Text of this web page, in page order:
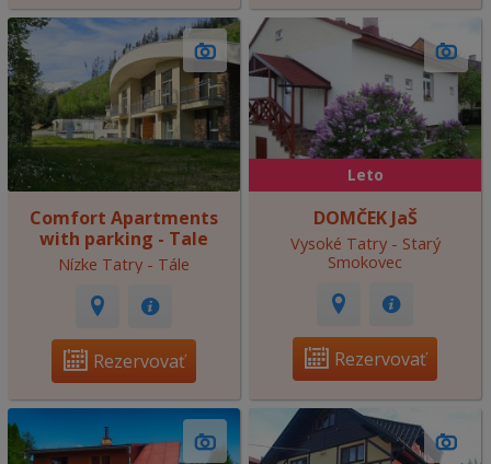
Comfort Apartments
with parking - Tale
Nízke Tatry - Tále
Rezervovať
Leto
DOMČEK JaŠ
Vysoké Tatry - Starý
Smokovec
Rezervovať